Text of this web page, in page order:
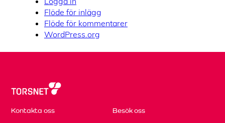
Flöde för inlägg
Flöde för kommentarer
WordPress.org
Kontakta oss Besök oss